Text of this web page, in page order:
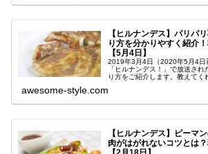
【ヒルナンデス】パリパ
り方を分かりやすく紹介
【5月4日】
2019年3月4日（2020年5月4日
「ヒルナンデス！」で放送さ
り方をご紹介します。教えてく
awesome-style.com
【ヒルナンデス】ピーマ
肉がはがれないコツとは